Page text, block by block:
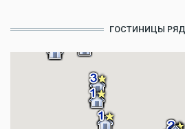
ГОСТИНИЦЫ